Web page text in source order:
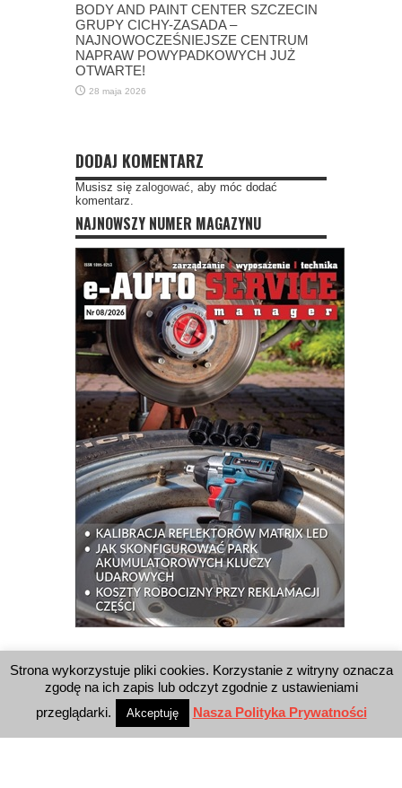
BODY AND PAINT CENTER SZCZECIN
GRUPY CICHY-ZASADA –
NAJNOWOCZEŚNIEJSZE CENTRUM
NAPRAW POWYPADKOWYCH JUŻ
OTWARTE!
28 maja 2026
DODAJ KOMENTARZ
Musisz się zalogować , aby móc dodać
komentarz.
NAJNOWSZY NUMER MAGAZYNU
WYSZUKIWARKA
Strona wykorzystuje pliki cookies. Korzystanie z witryny oznacza
zgodę na ich zapis lub odczyt zgodnie z ustawieniami
przeglądarki.
Akceptuję Nasza Polityka Prywatności